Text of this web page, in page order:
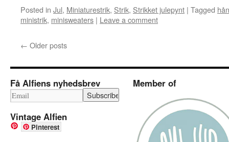
Posted in Jul, Miniaturestrik, Strik, Strikket julepynt | Tagged
ministrik, minisweaters | Leave a comment
← Older posts
Få Alfiens nyhedsbrev
Vintage Alfien
Pinterest
Member of